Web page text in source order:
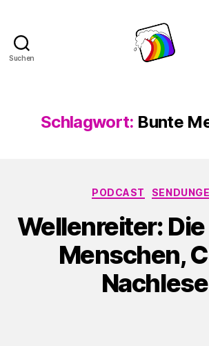
Suchen
Schlagwort: Bunte
PODCAST
Wellenreiter:
Menschen,
Nachlese